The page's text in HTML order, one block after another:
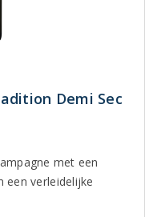
Demi Sec
met een
een verleidelijke